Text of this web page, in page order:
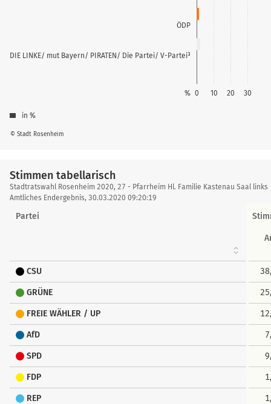
ÖDP
DIE LINKE/ mut Bayern/ PIRATEN/ Die Partei/ V-Partei³
0 10 20 30
%
© Stadt Rosenheim
in %
Stimmen tabellarisch
Stimmen
tabellarisch
Stadtratswahl Rosenheim 2020, 27 - Pfarrheim Hl. Familie Kastenau Saal links
Amtliches Endergebnis, 30.03.2020 09:20:19
Partei
CSU
GRÜNE
FREIE WÄHLER / UP
AfD
SPD
FDP
REP